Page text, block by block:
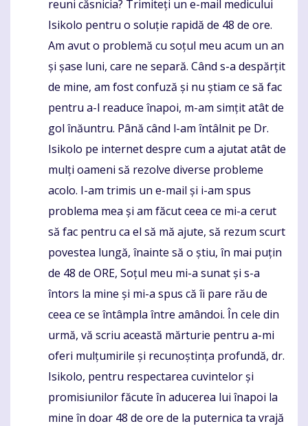
reuni căsnicia? Trimiteți un e-mail medicului
Isikolo pentru o soluție rapidă de 48 de ore.
Am avut o problemă cu soțul meu acum un an
și șase luni, care ne separă. Când s-a despărțit
de mine, am fost confuză și nu știam ce să fac
pentru a-l readuce înapoi, m-am simțit atât de
gol înăuntru. Până când l-am întâlnit pe Dr.
Isikolo pe internet despre cum a ajutat atât de
mulți oameni să rezolve diverse probleme
acolo. I-am trimis un e-mail și i-am spus
problema mea și am făcut ceea ce mi-a cerut
să fac pentru ca el să mă ajute, să rezum scurt
povestea lungă, înainte să o știu, în mai puțin
de 48 de ORE, Soțul meu mi-a sunat și s-a
întors la mine și mi-a spus că îi pare rău de
ceea ce se întâmpla între amândoi. În cele din
urmă, vă scriu această mărturie pentru a-mi
oferi mulțumirile și recunoștința profundă, dr.
Isikolo, pentru respectarea cuvintelor și
promisiunilor făcute în aducerea lui înapoi la
mine în doar 48 de ore de la puternica ta vrajă